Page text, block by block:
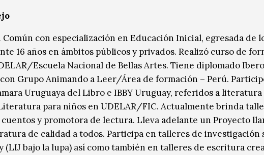
con especialización en Educación Inicial, egresada de
16 años en ámbitos públicos y privados. Realizó curso de
Escuela Nacional de Bellas Artes. Tiene diplomado
Grupo Animando a Leer/Área de formación – Perú.
Uruguaya del Libro e IBBY Uruguay, referidos a
para niños en UDELAR/FIC. Actualmente brinda
y promotora de lectura. Lleva adelante un Proyecto
de calidad a todos. Participa en talleres de
(LIJ bajo la lupa) así como también en talleres de escritura